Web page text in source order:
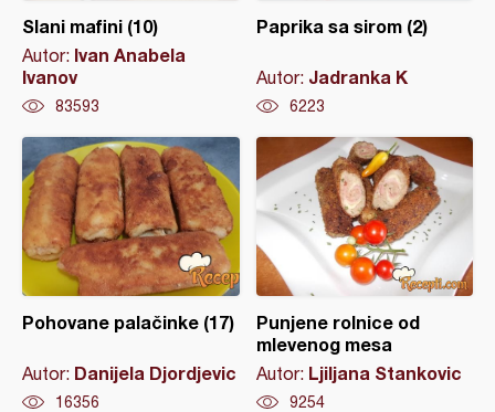
Slani mafini (10)
Autor: Ivan Anabela
Ivanov
83593
Paprika sa sirom (2)
Autor: Jadranka K
6223
Pohovane palačinke (17)
Autor: Danijela Djordjevic
16356
Punjene rolnice od
mlevenog mesa
Autor: Ljiljana Stankovic
9254